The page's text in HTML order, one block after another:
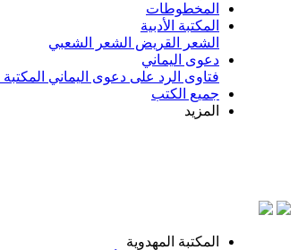
المخطوطات
المكتبة الأدبية
الشعر القريض الشعر الشعبي
دعوى اليماني
فتاوى الرد على دعوى اليماني
جميع الكتب
المزيد
المكتبة المهدوية